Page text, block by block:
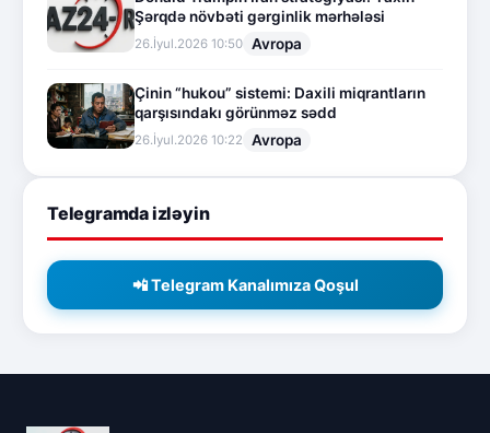
Şərqdə növbəti gərginlik mərhələsi
26.İyul.2026 10:50 Avropa
Çinin “hukou” sistemi: Daxili miqrantların
qarşısındakı görünməz sədd
26.İyul.2026 10:22 Avropa
Telegramda izləyin
📲 Telegram Kanalımıza Qoşul